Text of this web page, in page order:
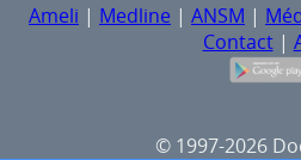
Ameli | Medline | ANSM |
Contact|
© 1997-2026